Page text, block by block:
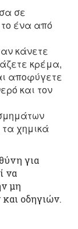
σε
ένα από
κάνετε
κρέμα,
αποφύγετε
και τον
χημικά
για
να
μη
οδηγιών.